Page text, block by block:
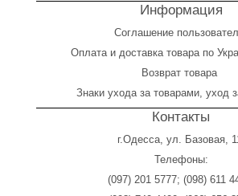
Информация
Соглашение
Оплатаи доставка товара по
Возврат товара
Знаки ухода за товарами, уход
Контакты
г.Одесса, ул. Базовая,
Телефоны:
(097) 201 5777; (098) 611